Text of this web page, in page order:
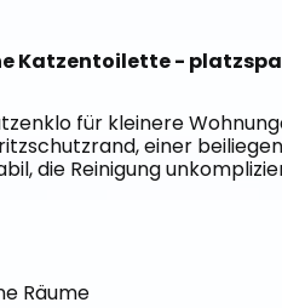
Katzentoilette -
für kleinere
einer
die Reinigung
Räume